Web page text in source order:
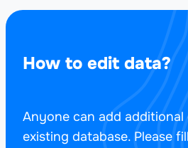
How to edit data?
Anyone can add
existing database. Please